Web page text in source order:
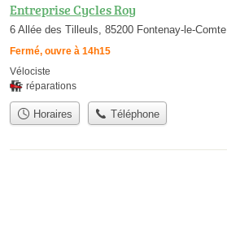
Entreprise Cycles Roy
6 Allée des Tilleuls, 85200 Fontenay-le-Comte
Fermé, ouvre à 14h15
Vélociste
réparations
Horaires Téléphone